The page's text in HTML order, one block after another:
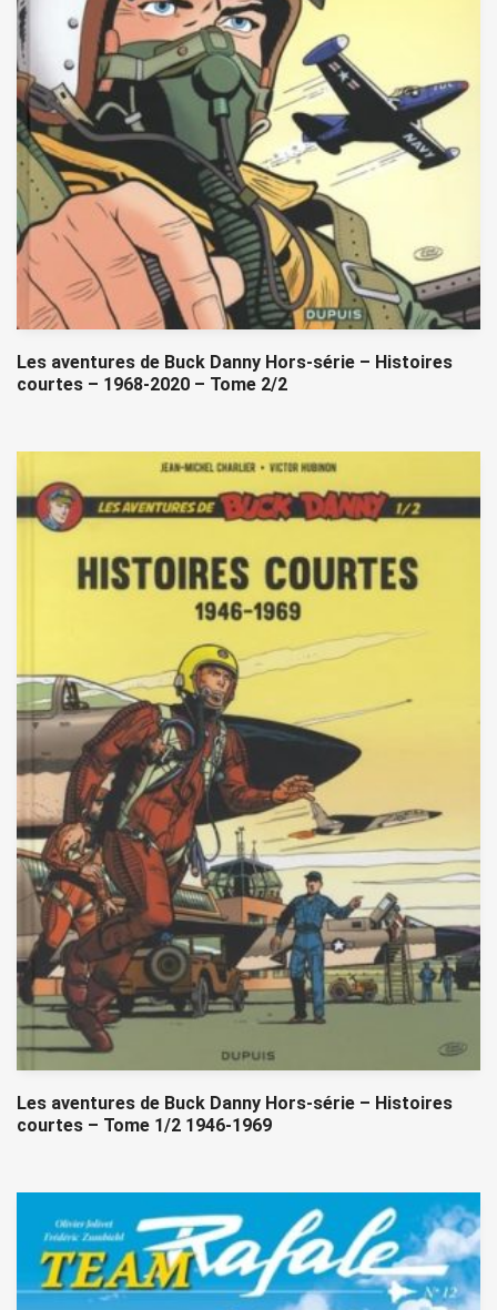
Les aventures de Buck Danny Hors-série – Histoires
courtes – 1968-2020 – Tome 2/2
Les aventures de Buck Danny Hors-série – Histoires
courtes – Tome 1/2 1946-1969